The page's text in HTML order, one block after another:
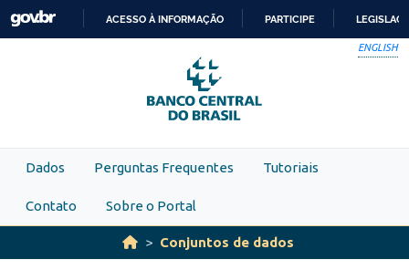
Skip to main content
PARA
O
CONTEÚDO
ACESSO À INFORMAÇÃO PARTICIPE
ENGLISH
Dados Perguntas Frequentes Tutoriais
Contato Sobre o Portal
Conjuntos de dados